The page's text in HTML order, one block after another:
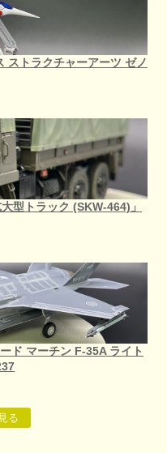
ストラクチャーアーツ ゼノ
型トラック (SKW-464)」
ド マーチン F-35A ライト
る